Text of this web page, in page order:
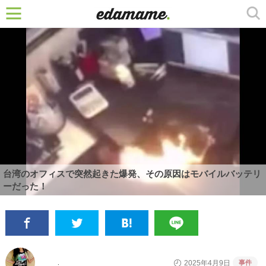
台湾のオフィスで突然起きた爆発、その原因はモバイルバッテリ
ーだった！
2025年4月9日 事件